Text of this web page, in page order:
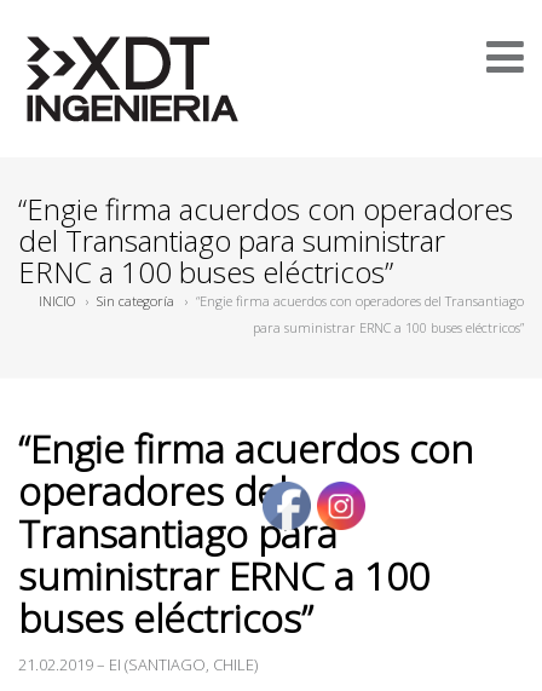
“Engie firma acuerdos con operadores
del Transantiago para suministrar
ERNC a 100 buses eléctricos”
INICIO › Sin categoría › “Engie firma acuerdos con operadores del Transantiago
para suministrar ERNC a 100 buses eléctricos”
“Engie firma acuerdos con
operadores del
Transantiago para
suministrar ERNC a 100
buses eléctricos”
21.02.2019– EI (SANTIAGO, CHILE)